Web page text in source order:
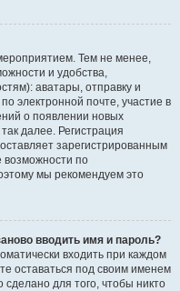
Тем не менее,
и удобства,
аватары, отправку и
электронной почте, участие в
о появлении новых
далее. Регистрация
зарегистрированным
возможности по
мы рекомендуем это
вводить имя и пароль?
входить при каждом
оставаться под своим именем
для того, чтобы никто